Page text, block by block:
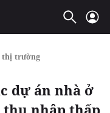
thị trường
dự án nhà ở
nhập thấp